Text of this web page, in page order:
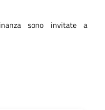
sono invitate a